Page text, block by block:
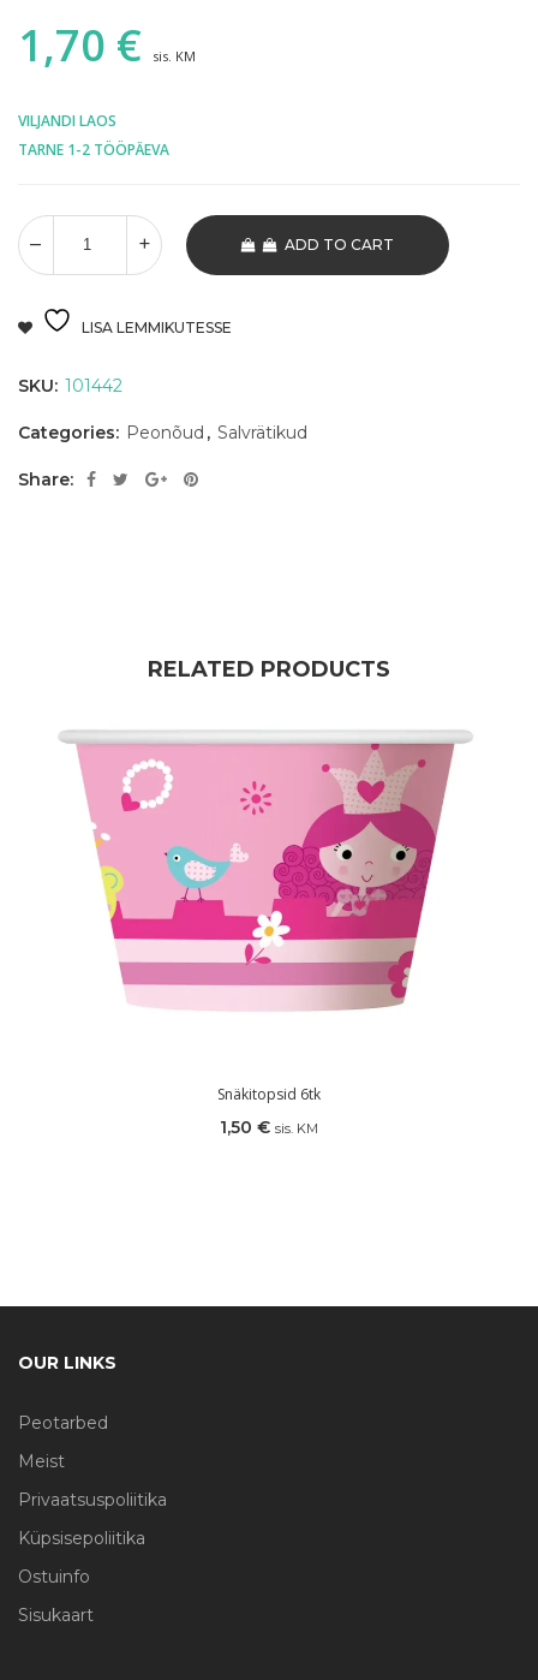
1,70 € sis. KM
VILJANDI LAOS
TARNE 1-2 TÖÖPÄEVA
ADD TO CART
LISA LEMMIKUTESSE
SKU: 101442
Categories: Peonõud , Salvrätikud
Share:
RELATED PRODUCTS
Snäkitopsid 6tk
1,50 € sis. KM
OUR LINKS
Peotarbed
Meist
Privaatsuspoliitika
Küpsisepoliitika
Ostuinfo
Sisukaart